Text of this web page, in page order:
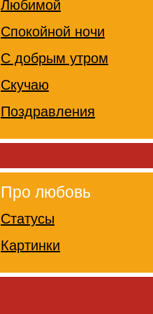
Любимой
Спокойной ночи
С добрым утром
Скучаю
Поздравления
Про любовь
Статусы
Картинки